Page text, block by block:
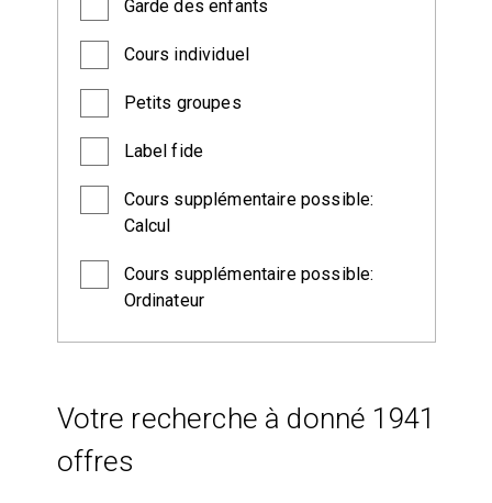
Garde des enfants
Cours individuel
Petits groupes
Label fide
Cours supplémentaire possible:
Calcul
Cours supplémentaire possible:
Ordinateur
Votre recherche à donné 1941
offres